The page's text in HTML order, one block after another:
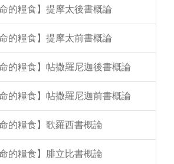
的糧食】提摩太後書概論
的糧食】提摩太前書概論
的糧食】帖撒羅尼迦後書概論
的糧食】帖撒羅尼迦前書概論
的糧食】歌羅西書概論
的糧食】腓立比書概論